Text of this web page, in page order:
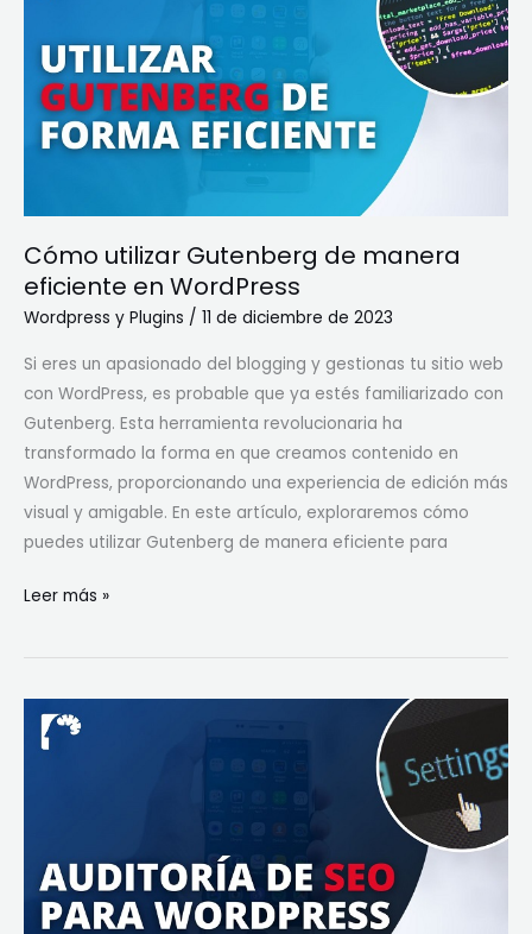
Cómo utilizar Gutenberg de manera
eficiente en WordPress
Wordpress y Plugins / 11 de diciembre de 2023
Si eres un apasionado del blogging y gestionas tu sitio web
con WordPress, es probable que ya estés familiarizado con
Gutenberg. Esta herramienta revolucionaria ha
transformado la forma en que creamos contenido en
WordPress, proporcionando una experiencia de edición más
visual y amigable. En este artículo, exploraremos cómo
puedes utilizar Gutenberg de manera eficiente para
de
manera
eficiente
Leer más »
Cómo
realizar
SEO
en